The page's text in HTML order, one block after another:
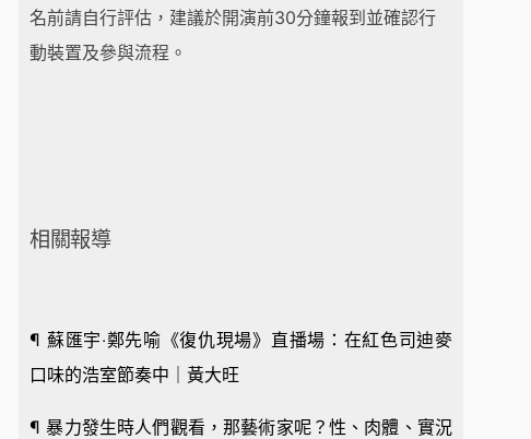
名前請自行評估，建議於開演前30分鐘報到並確認行
動裝置及參與流程。
相關報導
¶ 蘇匯宇‧鄭先喻《復仇現場》直播場：在紅色司迪麥
口味的浩室節奏中｜黃大旺
¶ 暴力發生時人們觀看，那藝術家呢？性、肉體、實況